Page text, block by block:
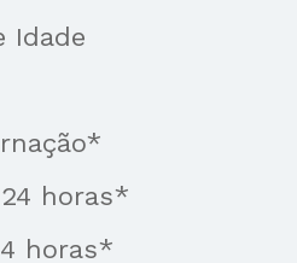
Idade
horas*
horas*